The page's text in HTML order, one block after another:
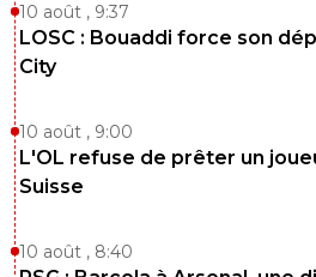
10 août , 9:37
LOSC : Bouaddi force son
City
10 août , 9:00
L'OL refuse de prêter un
Suisse
10 août , 8:40